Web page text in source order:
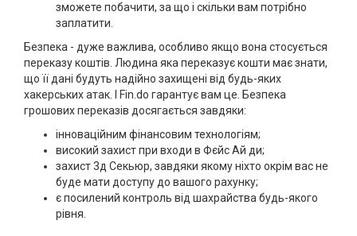
зможете побачити, за що і скільки вам потрібно
заплатити.
Безпека - дуже важлива, особливо якщо вона стосується
переказу коштів. Людина яка переказує кошти має знати,
що її дані будуть надійно захищені від будь-яких
хакерських атак. І Fin.do гарантує вам це. Безпека
грошових переказів досягається завдяки:
інноваційним фінансовим технологіям;
високий захист при входи в Фєйс Ай ди;
захист 3д Секьюр, завдяки якому ніхто окрім вас не
буде мати доступу до вашого рахунку;
є посилений контроль від шахрайства будь-якого
рівня.